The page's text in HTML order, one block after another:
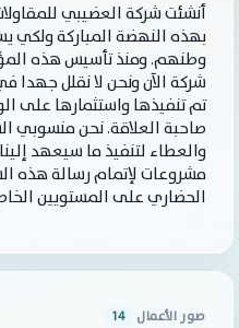
أنشئت شركة العضيبي
بهذه النهضة المباركة ولكي
شركة الآن ونحن لا نقلل جهدا
تم تنفيذها واستثمارها على
صاحبة العلاقة. نحن منسوبي
والعطاء لتنفيذ ما سيعهد
مشروعات لإتمام رسالة هذه
الحضاري على المستويين
صور الأعمال 14